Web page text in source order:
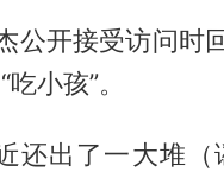
公开接受访问时
小孩”。
还出了一大堆